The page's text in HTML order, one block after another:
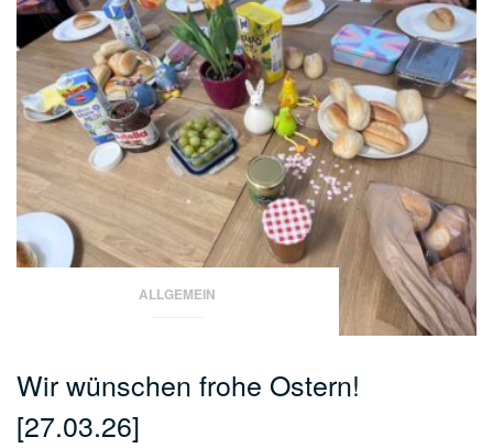
ALLGEMEIN
Wir wünschen frohe Ostern!
[27.03.26]